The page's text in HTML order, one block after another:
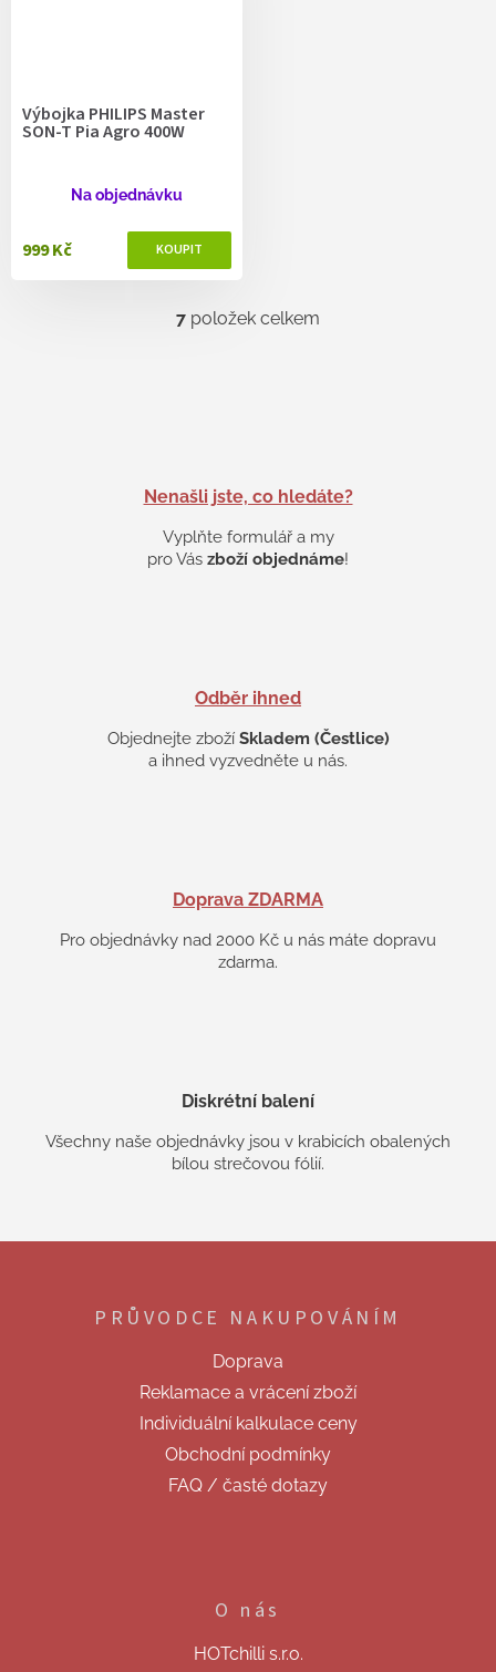
Výbojka PHILIPS Master
SON-T Pia Agro 400W
Na objednávku
999 Kč
O
p
v
k
s
u
7 položek celkem
Nenašli jste, co hledáte?
Vyplňte formulář a my
pro Vás zboží objednáme!
Odběr ihned
Objednejte zboží Skladem (Čestlice)
a ihned vyzvedněte u nás.
Doprava ZDARMA
Pro objednávky nad 2000 Kč u nás máte dopravu
zdarma.
Diskrétní balení
Všechny naše objednávky jsou v krabicích obalených
bílou strečovou fólií.
Z
PRŮVODCE NAKUPOVÁNÍM
Doprava
Reklamace a vrácení zboží
Individuální kalkulace ceny
Obchodní podmínky
FAQ / časté dotazy
O nás
HOTchilli s.r.o.